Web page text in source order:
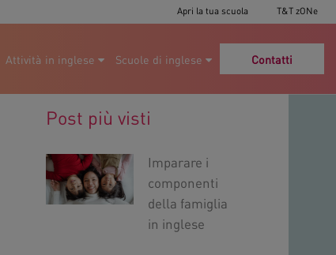
Apri la tua scuola T&T zONe
Attività in inglese Scuole di inglese Contatti
Post più visti
Imparare i
componenti
della famiglia
in inglese